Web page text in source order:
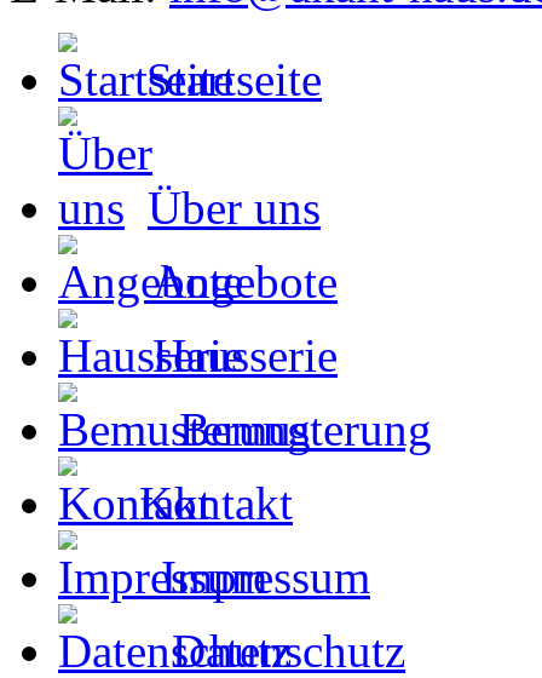
Startseite
Über uns
Angebote
Hausserie
Bemusterung
Kontakt
Impressum
Datenschutz